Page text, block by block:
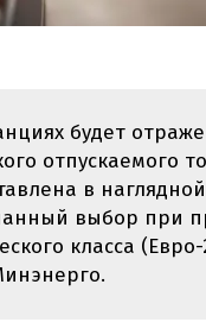
будет
отпускаемого
в
выбор при
класса